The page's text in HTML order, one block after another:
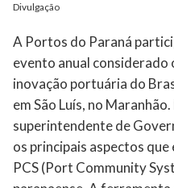
Divulgação
A Portos do Paraná
evento anual
inovação portuária do
em São Luís, no
superintendente de
os principais aspectos
PCS (Port Community